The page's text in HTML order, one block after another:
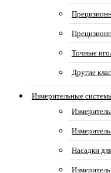
Точные
Другие
Измерительные
Насадки